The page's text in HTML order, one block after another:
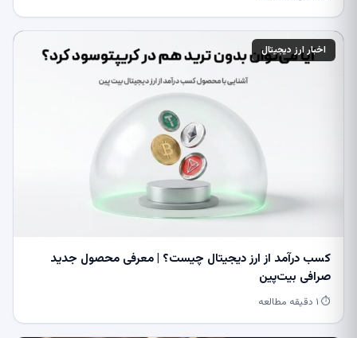
اخبار ارز دیجیتال
کسب درآمد از ارز دیجیتال چیست؟ | معرفی محصول جدید
صرافی بیت‌پین
⏱ ۱ دقیقه مطالعه